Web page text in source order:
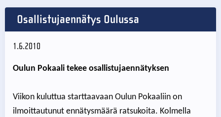
Osallistujaennätys Oulussa
1.6.2010
Oulun Pokaali tekee osallistujaennätyksen
Viikon kuluttua starttaavaan Oulun Pokaaliin on
ilmoittautunut ennätysmäärä ratsukoita. Kolmella